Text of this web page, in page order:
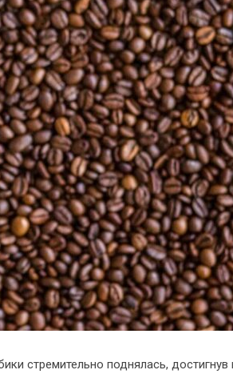
стремительно поднялась, достигнув